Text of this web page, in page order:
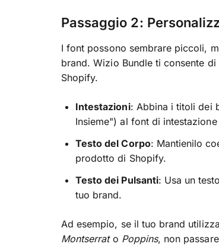
Passaggio 2:
I font possono sembrare piccoli,
brand. Wizio Bundle ti consente
Shopify.
Intestazioni: Abbina i titoli dei
Insieme") al font di
Testo del Corpo: Mantienilo
prodotto di Shopify.
Testo dei Pulsanti: Usa un
tuo brand.
Ad esempio, se il tuo brand
Montserrato Poppins, non